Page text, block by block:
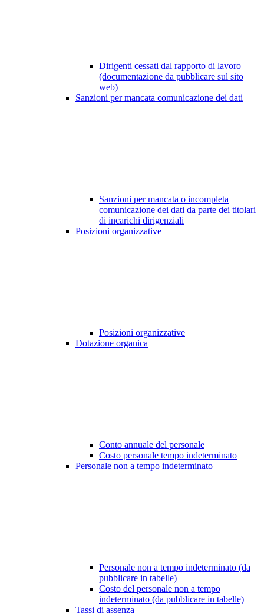
Dirigenti cessati dal rapporto di lavoro
(documentazione da pubblicare sul sito
web)
Sanzioni per mancata comunicazione dei dati
Sanzioni per mancata o incompleta
comunicazione dei dati da parte dei titolari
di incarichi dirigenziali
Posizioni organizzative
Posizioni organizzative
Dotazione organica
Conto annuale del personale
Costo personale tempo indeterminato
Personale non a tempo indeterminato
Personale non a tempo indeterminato (da
pubblicare in tabelle)
Costo del personale non a tempo
indeterminato (da pubblicare in tabelle)
Tassi di assenza